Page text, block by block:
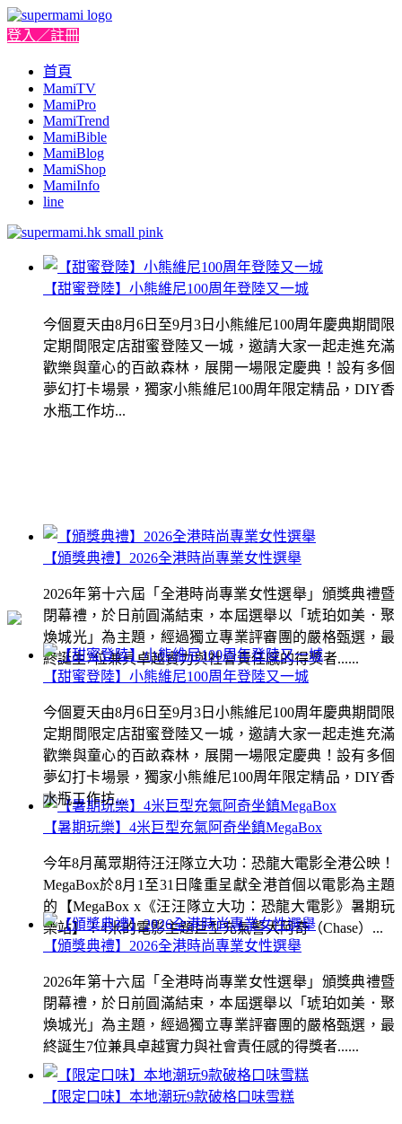
登入／註冊
首頁
MamiTV
MamiPro
MamiTrend
MamiBible
MamiBlog
MamiShop
MamiInfo
line
【甜蜜登陸】小熊維尼100周年登陸又一城
今個夏天由8月6日至9月3日小熊維尼100周年慶典期間限
定期間限定店甜蜜登陸又一城，邀請大家一起走進充滿
歡樂與童心的百畝森林，展開一場限定慶典！設有多個
夢幻打卡場景，獨家小熊維尼100周年限定精品，DIY香
水瓶工作坊...
【頒獎典禮】2026全港時尚專業女性選舉
2026年第十六屆「全港時尚專業女性選舉」頒獎典禮暨
閉幕禮，於日前圓滿結束，本屆選舉以「琥珀如美．聚
煥城光」為主題，經過獨立專業評審團的嚴格甄選，最
終誕生7位兼具卓越實力與社會責任感的得獎者......
【暑期玩樂】4米巨型充氣阿奇坐鎮MegaBox
今年8月萬眾期待汪汪隊立大功：恐龍大電影全港公映！
MegaBox於8月1至31日隆重呈獻全港首個以電影為主題
的【MegaBox x《汪汪隊立大功：恐龍大電影》暑期玩
樂站】！4米的電影主題巨型充氣警犬阿奇（Chase）...
【限定口味】本地潮玩9款破格口味雪糕
【甜蜜登陸】小熊維尼100周年登陸又一城
今個夏天由8月6日至9月3日小熊維尼100周年慶典期間限
定期間限定店甜蜜登陸又一城，邀請大家一起走進充滿
歡樂與童心的百畝森林，展開一場限定慶典！設有多個
夢幻打卡場景，獨家小熊維尼100周年限定精品，DIY香
水瓶工作坊...
【頒獎典禮】2026全港時尚專業女性選舉
2026年第十六屆「全港時尚專業女性選舉」頒獎典禮暨
閉幕禮，於日前圓滿結束，本屆選舉以「琥珀如美．聚
煥城光」為主題，經過獨立專業評審團的嚴格甄選，最
終誕生7位兼具卓越實力與社會責任感的得獎者......